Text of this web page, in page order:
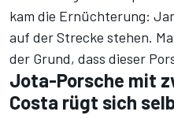
kam die Ernüchterung:
auf der Strecke stehen.
der Grund, dass dieser
Jota-Porsche mit
Costa rügt sich